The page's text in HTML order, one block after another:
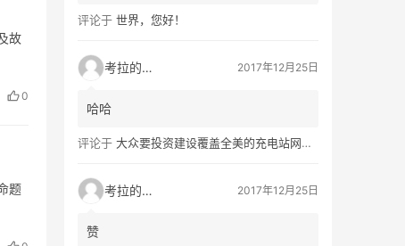
故
0
题
评论于 世界，您好！
考拉的生活 2017年12月25日
哈哈
评论于 大众要投资建设覆盖全美的充电站网络，特斯拉也没闲着
考拉的生活 2017年12月25日
赞